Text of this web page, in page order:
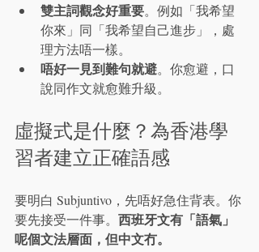
雙主詞觀念好重要。例如「我希望
你來」同「我希望自己進步」，處
理方法唔一樣。
唔好一見到難句就避。你愈避，口
說同作文就愈難升級。
虛擬式是什麼？為香港學
習者建立正確語感
要明白 Subjuntivo，先唔好急住背表。你
要先接受一件事。 西班牙文有「語氣」
呢個文法層面，但中文冇。